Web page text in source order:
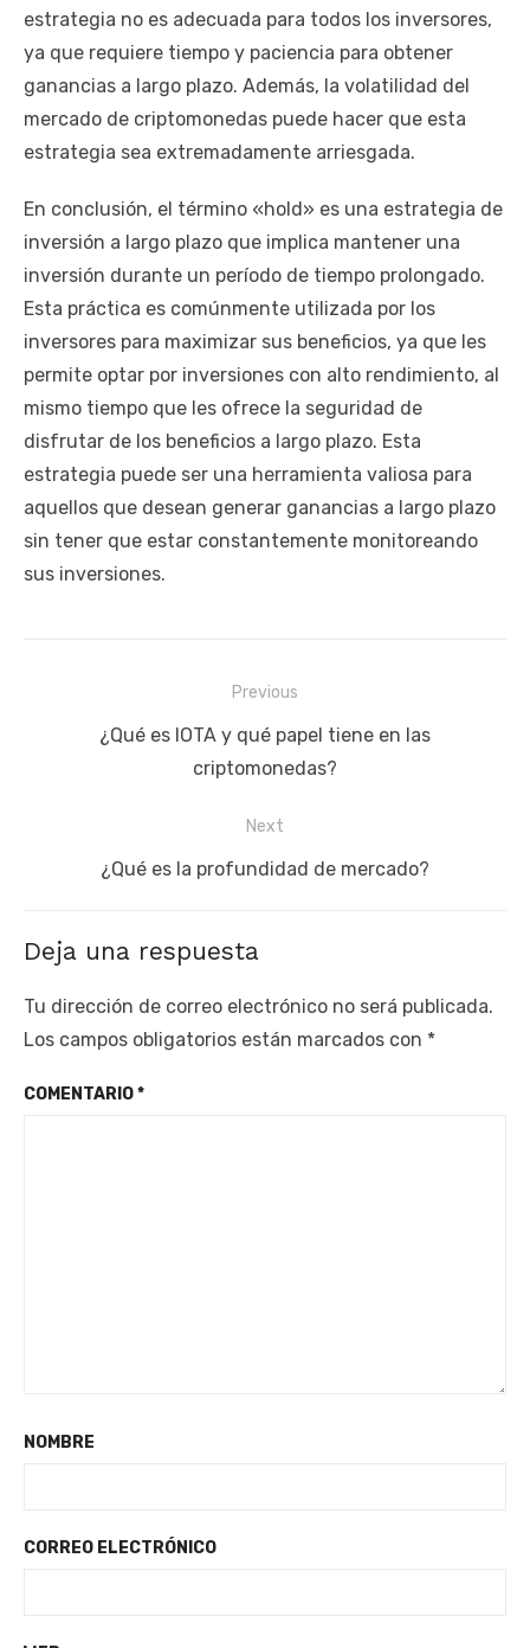
estrategia no es adecuada para todos los inversores,
ya que requiere tiempo y paciencia para obtener
ganancias a largo plazo. Además, la volatilidad del
mercado de criptomonedas puede hacer que esta
estrategia sea extremadamente arriesgada.
En conclusión, el término «hold» es una estrategia de
inversión a largo plazo que implica mantener una
inversión durante un período de tiempo prolongado.
Esta práctica es comúnmente utilizada por los
inversores para maximizar sus beneficios, ya que les
permite optar por inversiones con alto rendimiento, al
mismo tiempo que les ofrece la seguridad de
disfrutar de los beneficios a largo plazo. Esta
estrategia puede ser una herramienta valiosa para
aquellos que desean generar ganancias a largo plazo
sin tener que estar constantemente monitoreando
sus inversiones.
Previous
Previous¿Qué es IOTA y qué papel tiene en las
criptomonedas?
Next
Next
¿Qué es la profundidad de mercado?
Deja una respuesta
Tu dirección de correo electrónico no será publicada.
Los campos obligatorios están marcados con *
COMENTARIO*
NOMBRE
CORREO ELECTRÓNICO